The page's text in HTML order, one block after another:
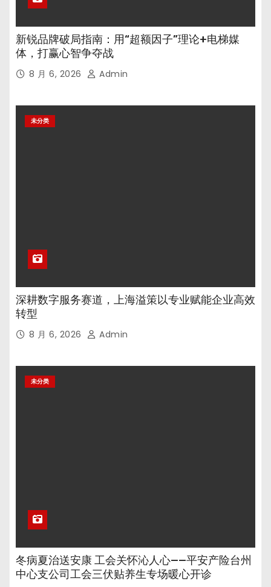
新锐品牌破局指南：用“超额因子”理论+电梯媒
体，打赢心智争夺战
8 月 6, 2026 Admin
未分类
深耕数字服务赛道，上海溢策以专业赋能企业高效
转型
8 月 6, 2026 Admin
未分类
冬病夏治送安康 工会关怀沁人心——平安产险台州
中心支公司工会三伏贴养生专场暖心开诊